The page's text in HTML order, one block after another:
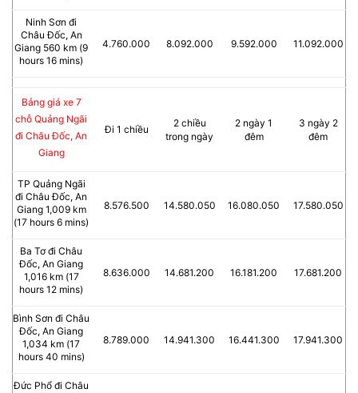
Ninh Sơn đi
Châu Đốc, An
Giang 560 km (9
hours 16 mins)
4.760.000 8.092.000 9.592.000 11.092.000
Bảng giá xe 7
chỗ Quảng Ngãi
đi Châu Đốc, An
Giang
Đi 1 chiều
2 chiều
trong ngày
2 ngày 1
đêm
3 ngày 2
đêm
TP Quảng Ngãi
đi Châu Đốc, An
Giang 1,009 km
(17 hours 6 mins)
8.576.500 14.580.050 16.080.050 17.580.050
Ba Tơ đi Châu
Đốc, An Giang
1,016 km (17
hours 12 mins)
8.636.000 14.681.200 16.181.200 17.681.200
Bình Sơn đi Châu
Đốc, An Giang
1,034 km (17
hours 40 mins)
8.789.000 14.941.300 16.441.300 17.941.300
Đức Phổ đi Châu